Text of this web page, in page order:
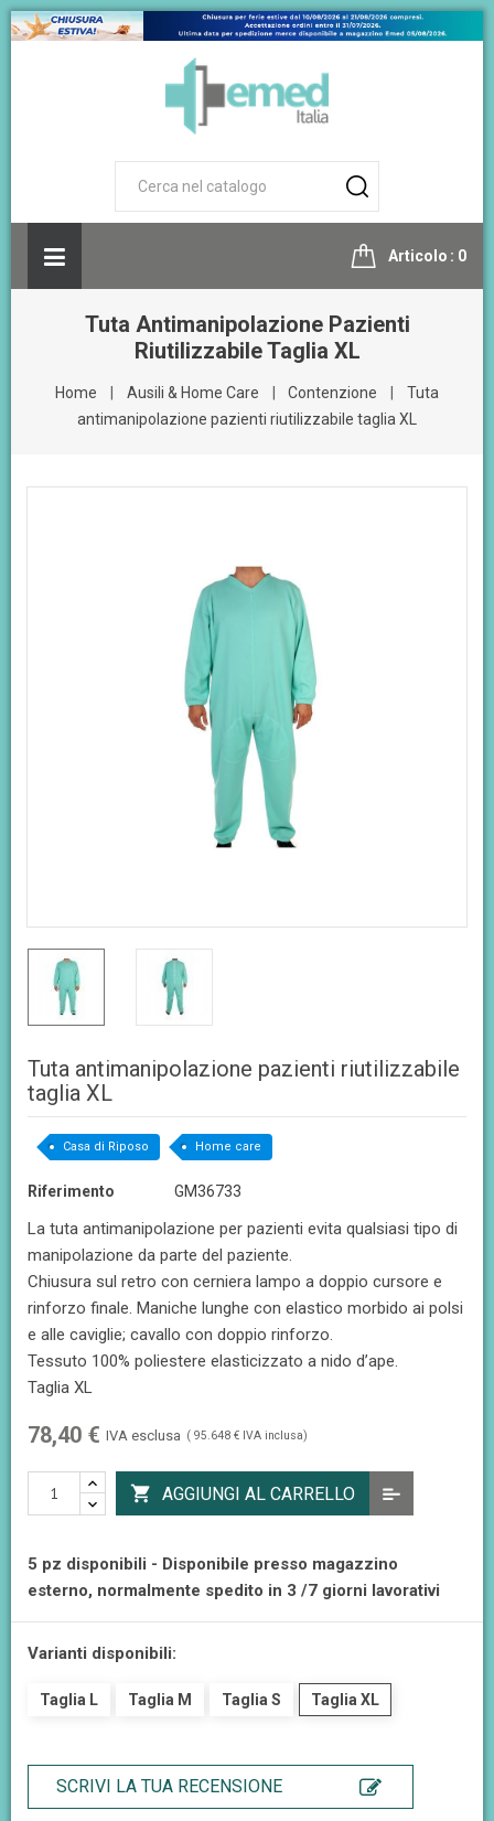
Articolo 0
Tuta Antimanipolazione Pazienti
Riutilizzabile Taglia XL
Home Ausili & Home Care Contenzione
Tuta
antimanipolazione pazienti riutilizzabile taglia XL
Tuta antimanipolazione pazienti riutilizzabile
taglia XL
Casa di Riposo Home care
Riferimento GM36733
La tuta antimanipolazione per pazienti evita qualsiasi tipo di
manipolazione da parte del paziente.
Chiusura sul retro con cerniera lampo a doppio cursore e
rinforzo finale. Maniche lunghe con elastico morbido ai polsi
e alle caviglie; cavallo con doppio rinforzo.
Tessuto 100% poliestere elasticizzato a nido d’ape.
Taglia XL
78,40 € IVA esclusa ( 95.648 € IVA inclusa)
 AGGIUNGI AL CARRELLO
5 pz disponibili - Disponibile presso magazzino
esterno, normalmente spedito in 3 /7 giorni lavorativi
Varianti disponibili:
Taglia L Taglia M Taglia S Taglia XL
SCRIVI LA TUA RECENSIONE